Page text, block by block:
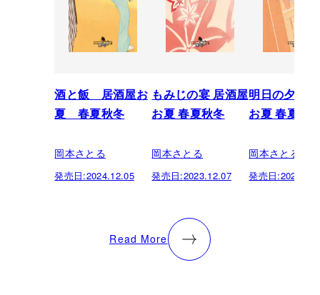
酒と飯 居酒屋お
夏 春夏秋冬
岡本さとる
発売日:2024.12.05
もみじの宴 居酒屋
お夏 春夏秋冬
岡本さとる
発売日:2023.12.07
明日の夕餉
お夏 春夏秋
岡本さとる
発売日:
Read More